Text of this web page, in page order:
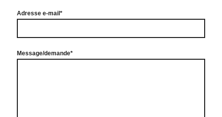
Adresse e-mail*
Message/demande*